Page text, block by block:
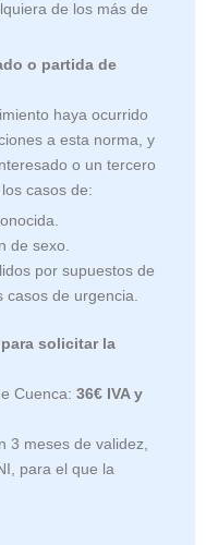
de los más de
o partida de
haya ocurrido
a esta norma, y
o un tercero
casos de:
de sexo.
por supuestos de
casos de urgencia.
solicitar la
Cuenca:36€ IVA y
3 meses de validez,
para el que la